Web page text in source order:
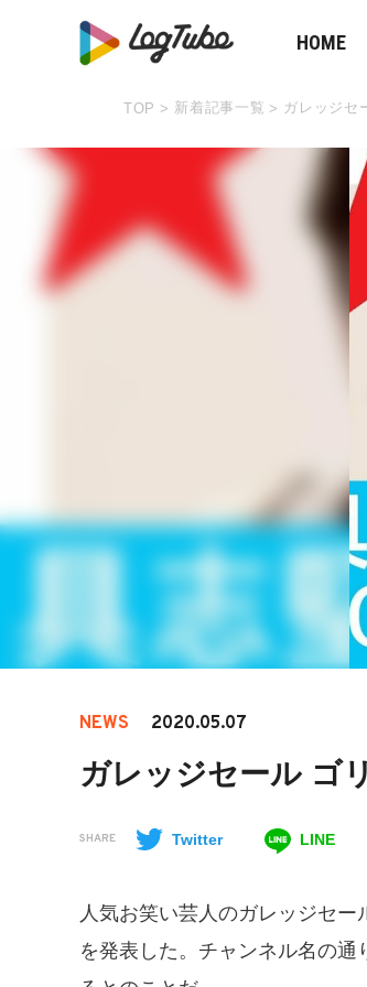
HOME
TOP > 新着記事一覧 > ガレッジセ
NEWS 2020.05.07
ガレッジセール ゴ
SHARE Twitter LINE
人気お笑い芸人のガレッジセ
を発表した。チャンネル名の